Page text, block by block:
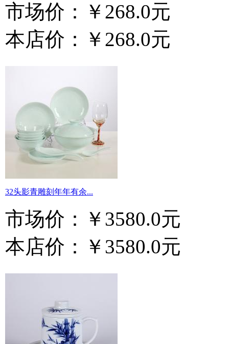
市场价：
￥268.0元
本店价：
￥268.0元
32头影青雕刻年年有余...
市场价：
￥3580.0元
本店价：
￥3580.0元